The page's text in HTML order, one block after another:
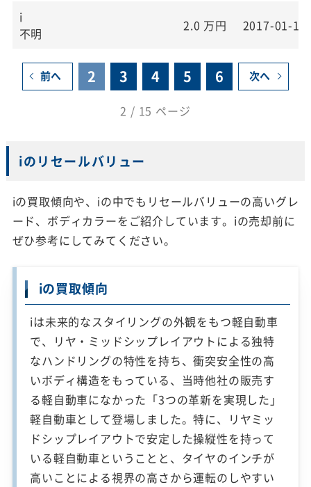
i
不明
2.0 万円 2017-01-12
前へ 2 3 4 5 6 次へ
2 / 15 ページ
iのリセールバリュー
iの買取傾向や、iの中でもリセールバリューの高いグレ
ード、ボディカラーをご紹介しています。iの売却前に
ぜひ参考にしてみてください。
iの買取傾向
iは未来的なスタイリングの外観をもつ軽自動車
で、リヤ・ミッドシップレイアウトによる独特
なハンドリングの特性を持ち、衝突安全性の高
いボディ構造をもっている、当時他社の販売す
る軽自動車になかった「3つの革新を実現した」
軽自動車として登場しました。特に、リヤミッ
ドシップレイアウトで安定した操縦性を持って
いる軽自動車ということと、タイヤのインチが
高いことによる視界の高さから運転のしやすい